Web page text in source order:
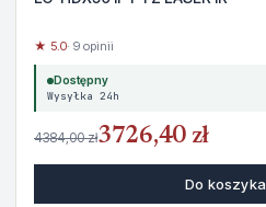
★ 5.0· 9 opinii
Dostępny
Wysyłka 24h
4384,00 zł3726,40 zł
Do koszyka